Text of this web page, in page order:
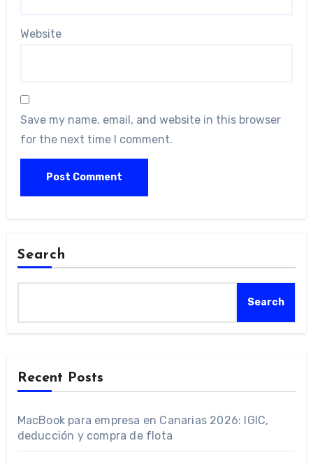
Website
Save my name, email, and website in this browser
for the next time I comment.
Search
Search
Recent Posts
MacBook para empresa en Canarias 2026: IGIC,
deducción y compra de flota